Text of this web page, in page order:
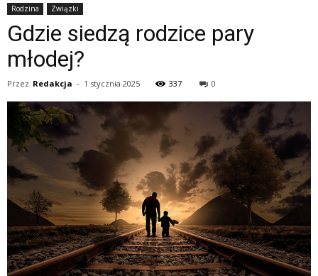
Rodzina Związki
Gdzie siedzą rodzice pary
młodej?
Przez Redakcja - 1 stycznia 2025 337 0